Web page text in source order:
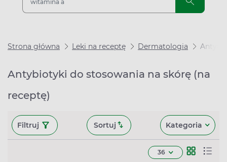
Strona główna Leki na receptę Dermatologia
Antybiotyki do stosowania na skórę (na
receptę)
Filtruj Sortuj Kategoria
36